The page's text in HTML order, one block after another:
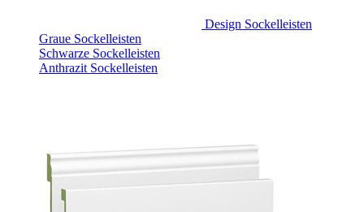
Design Sockelleisten
Graue Sockelleisten
Schwarze Sockelleisten
Anthrazit Sockelleisten